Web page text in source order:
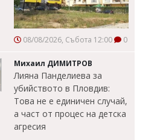
08/08/2026, Събота 12:00 0
Михаил ДИМИТРОВ
Лияна Панделиева за
убийството в Пловдив:
Това не е единичен случай,
а част от процес на детска
агресия